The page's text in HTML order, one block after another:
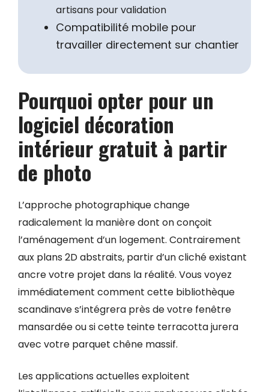
artisans pour validation
Compatibilité mobile pour
travailler directement sur chantier
Pourquoi opter pour un
logiciel décoration
intérieur gratuit à partir
de photo
L’approche photographique change
radicalement la manière dont on conçoit
l’aménagement d’un logement. Contrairement
aux plans 2D abstraits, partir d’un cliché existant
ancre votre projet dans la réalité. Vous voyez
immédiatement comment cette bibliothèque
scandinave s’intégrera près de votre fenêtre
mansardée ou si cette teinte terracotta jurera
avec votre parquet chêne massif.
Les applications actuelles exploitent